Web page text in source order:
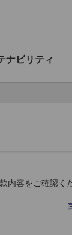
ナビリティ
内容をご確認く